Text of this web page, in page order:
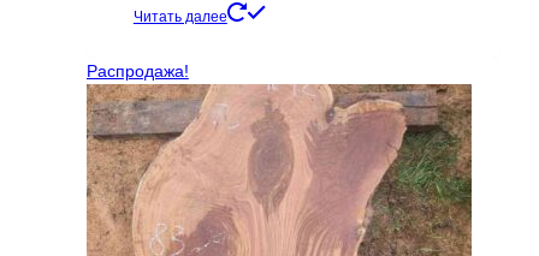
цена
31556 ₽.
цена:
Читать далее
Распродажа!